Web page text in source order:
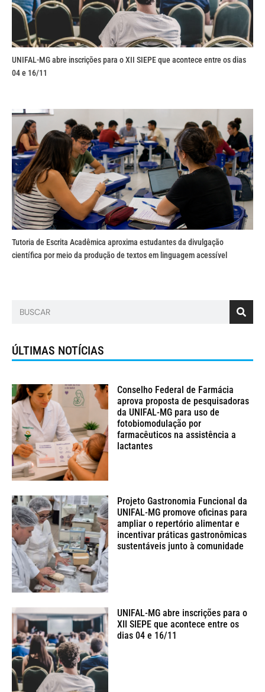
UNIFAL-MG abre inscrições para o XII SIEPE que acontece entre os dias
04 e 16/11
Tutoria de Escrita Acadêmica aproxima estudantes da divulgação
científica por meio da produção de textos em linguagem acessível
ÚLTIMAS NOTÍCIAS
Conselho Federal de Farmácia
aprova proposta de pesquisadoras
da UNIFAL-MG para uso de
fotobiomodulação por
farmacêuticos na assistência a
lactantes
Projeto Gastronomia Funcional da
UNIFAL-MG promove oficinas para
ampliar o repertório alimentar e
incentivar práticas gastronômicas
sustentáveis junto à comunidade
UNIFAL-MG abre inscrições para o
XII SIEPE que acontece entre os
dias 04 e 16/11